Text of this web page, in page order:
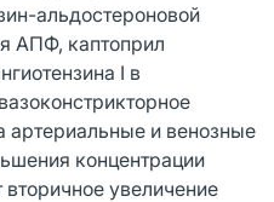
альдостероновой
АПФ, каптоприл
I в
артериальные и венозные
концентрации
вторичное увеличение